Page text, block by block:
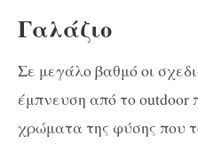
Γαλάζιο
Σε μεγάλο βαθμό οι
έμπνευση από το outdoor
χρώματα της φύσης που